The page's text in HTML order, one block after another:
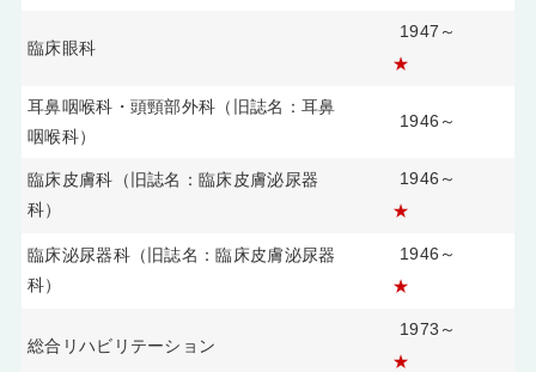
臨床眼科
1947～
★
耳鼻咽喉科・頭頸部外科（旧誌名：耳鼻
咽喉科）
1946～
臨床皮膚科（旧誌名：臨床皮膚泌尿器
科）
1946～
★
臨床泌尿器科（旧誌名：臨床皮膚泌尿器
科）
1946～
★
総合リハビリテーション
1973～
★